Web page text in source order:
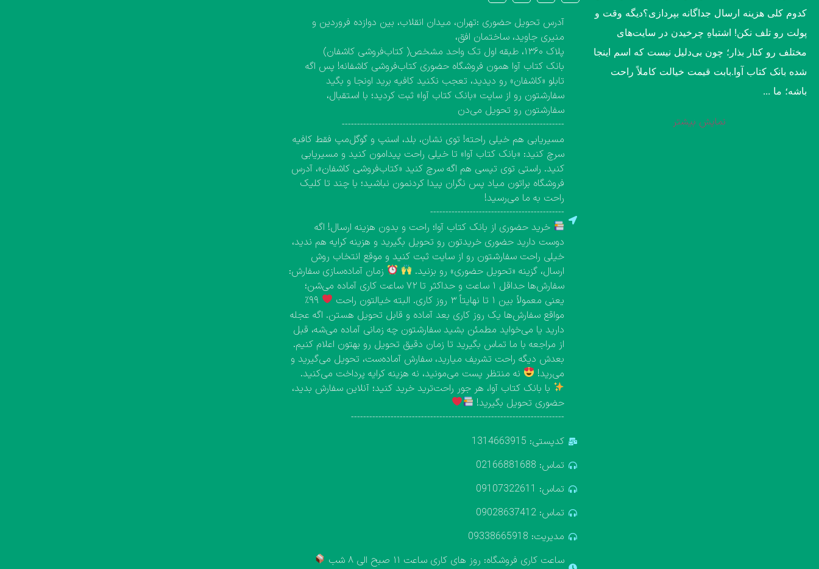
کدوم کلی هزینه ارسال جداگانه بپردازی؟​دیگه وقت و
پولت رو تلف نکن! اشتباهِ چرخیدن در سایت‌های
مختلف رو کنار بذار؛ چون بی‌دلیل نیست که اسم اینجا
شده بانک کتاب آوا.​بابت قیمت خیالت کاملاً راحت
باشه؛ ما ...
نمایش بیشتر
آدرس تحویل حضوری :تهران، میدان انقلاب، بین دوازده فروردین و
منیری جاوید، ساختمان افق،
پلاک ۱۳۶۰، طبقه اول تک واحد مشخص( کتاب‌فروشی کاشفان)
بانک کتاب آوا همون فروشگاه حضوری کتاب‌فروشی کاشفانه! پس اگه
تابلو «کاشفان» رو دیدید، تعجب نکنید کافیه برید اونجا و بگید
سفارشتون رو از سایت «بانک کتاب آوا» ثبت کردید؛ با استقبال،
سفارشتون رو تحویل می‌دن
-------------------------------------------------------------------------
مسیریابی هم خیلی راحته! توی نشان، بلد، اسنپ و گوگل‌مپ فقط کافیه
سرچ کنید: «بانک کتاب آوا» تا خیلی راحت پیدامون کنید و مسیریابی
کنید. راستی توی تپسی هم اگه سرچ کنید «کتاب‌فروشی کاشفان»، آدرس
فروشگاه براتون میاد پس نگران پیدا کردنمون نباشید؛ با چند تا کلیک
راحت به ما می‌رسید!
--------------------------------------------
خرید حضوری از بانک کتاب آوا؛ راحت و بدون هزینه ارسال! اگه
دوست دارید حضوری خریدتون رو تحویل بگیرید و هزینه کرایه هم ندید،
خیلی راحت سفارشتون رو از سایت ثبت کنید و موقع انتخاب روش
ارسال، گزینه «تحویل حضوری» رو بزنید.
زمان آماده‌سازی سفارش:
سفارش‌ها حداقل ۱ ساعت و حداکثر تا ۷۲ ساعت کاری آماده می‌شن؛
یعنی معمولاً بین ۱ تا نهایتاً ۳ روز کاری. البته خیالتون راحت
۹۹٪
مواقع سفارش‌ها یک روز کاری بعد آماده و قابل تحویل هستن. اگه عجله
دارید یا می‌خواید مطمئن بشید سفارشتون چه زمانی آماده می‌شه، قبل
از مراجعه با ما تماس بگیرید تا زمان دقیق تحویل رو بهتون اعلام کنیم.
بعدش دیگه راحت تشریف میارید، سفارش آماده‌ست، تحویل می‌گیرید و
می‌رید!
نه منتظر پست می‌مونید، نه هزینه کرایه پرداخت می‌کنید.
با بانک کتاب آوا، هر جور راحت‌ترید خرید کنید؛ آنلاین سفارش بدید،
حضوری تحویل بگیرید!
----------------------------------------------------------------------
کدپستی: 1314663915
تماس: 02166881688
تماس: 09107322611
تماس: 09028637412
مدیریت: 09338665918
ساعت کاری فروشگاه: روز های کاری ساعت ۱۱ صبح الی ۸ شب